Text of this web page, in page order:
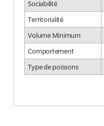
Sociabilité
Territorialité
Volume Minimum
Comportement
Type de poissons